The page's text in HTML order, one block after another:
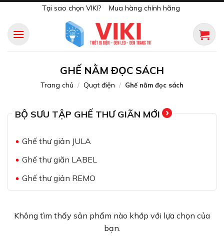
content
Tại sao chọn VIKI? Mua hàng chính hãng
GHẾ NẰM ĐỌC SÁCH
Trang chủ / Quạt điện / Ghế nằm đọc sách
BỘ SƯU TẬP GHẾ THƯ GIÃN MỚI
Ghế thư giản JULA
Ghế thư giãn LABEL
Ghế thư giản REMO
Không tìm thấy sản phẩm nào khớp với lựa chọn của
bạn.